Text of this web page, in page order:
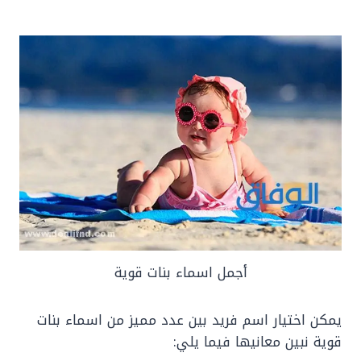
أجمل اسماء بنات قوية
يمكن اختيار اسم فريد بين عدد مميز من اسماء بنات
قوية نبين معانيها فيما يلي: